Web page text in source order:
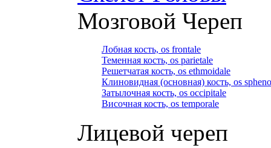
Мозговой Череп
Лобная кость, os frontale
Теменная кость, os parietale
Решетчатая кость, os ethmoidale
Клиновидная (основная) кость, os
Затылочная кость, os occipitale
Височная кость, os temporale
Лицевой череп